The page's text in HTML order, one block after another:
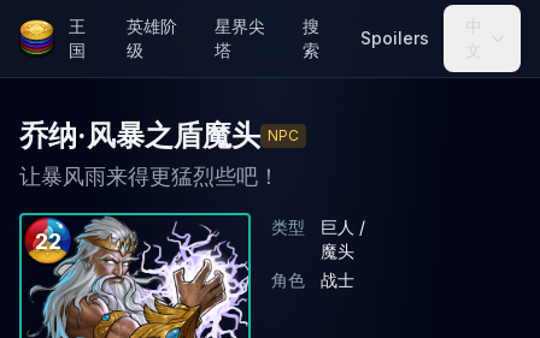
王
国
英雄阶
级
星界尖
塔
搜
索
Spoilers
中
文
乔纳·风暴之盾魔头 NPC
让暴风雨来得更猛烈些吧！
22
类型
巨人 /
魔头
角色
战士